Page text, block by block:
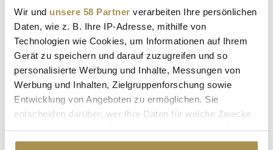
Wir und unsere 58 Partner verarbeiten Ihre persönlichen
Daten, wie z. B. Ihre IP-Adresse, mithilfe von
Technologien wie Cookies, um Informationen auf Ihrem
Gerät zu speichern und darauf zuzugreifen und so
personalisierte Werbung und Inhalte, Messungen von
Werbung und Inhalten, Zielgruppenforschung sowie
Entwicklung von Angeboten zu ermöglichen. Sie
entscheiden darüber, wer Ihre Daten für welche Zwecke
Cookie-Erklärung oder durch Klicken auf das Privacy